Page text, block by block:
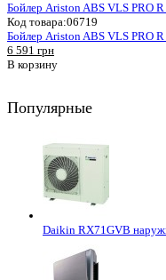
Бойлер Ariston ABS VLS PRO
Код товара:06719
Бойлер Ariston ABS VLS PRO
6 591 грн
В корзину
Популярные
Daikin RX71GVB